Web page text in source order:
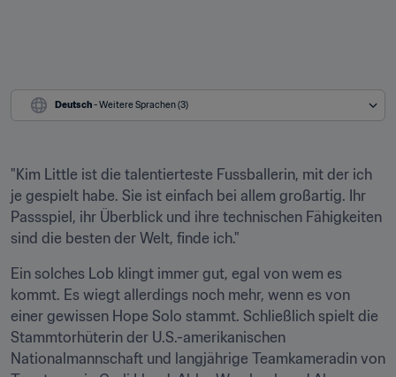
Deutsch - Weitere Sprachen (3)
"Kim Little ist die talentierteste Fussballerin, mit der ich
je gespielt habe. Sie ist einfach bei allem großartig. Ihr
Passspiel, ihr Überblick und ihre technischen Fähigkeiten
sind die besten der Welt, finde ich."
Ein solches Lob klingt immer gut, egal von wem es
kommt. Es wiegt allerdings noch mehr, wenn es von
einer gewissen Hope Solo stammt. Schließlich spielt die
Stammtorhüterin der U.S.-amerikanischen
Nationalmannschaft und langjährige Teamkameradin von